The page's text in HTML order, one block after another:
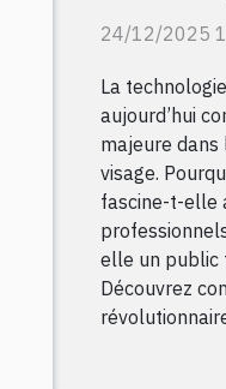
24/12/2025
La
aujourd’hui
majeure dans
visage.
fascine-t-elle
elle un public
Découvrez